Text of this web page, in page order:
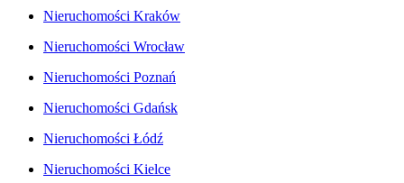
Nieruchomości Kraków
Nieruchomości Wrocław
Nieruchomości Poznań
Nieruchomości Gdańsk
Nieruchomości Łódź
Nieruchomości Kielce